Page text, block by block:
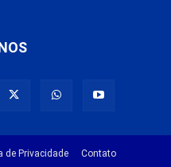
de Privacidade Contato